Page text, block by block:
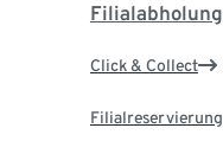
Filialabholung
Click & Collect
Filialreservierung